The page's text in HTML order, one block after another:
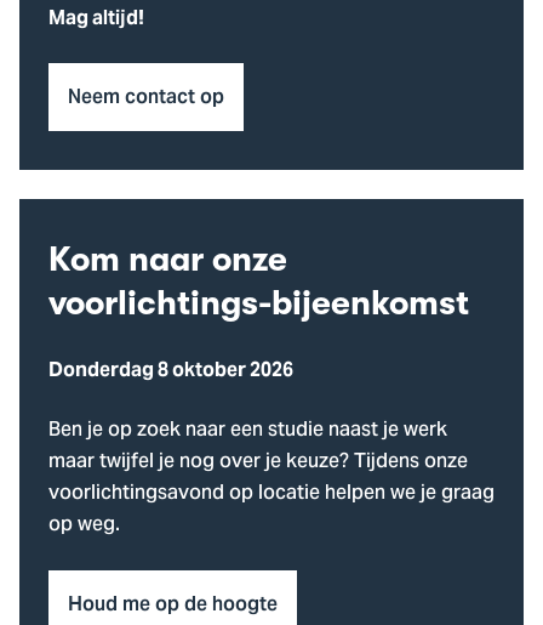
Mag altijd!
Neem contact op
Kom naar onze
voorlichtings-bijeenkomst
Donderdag 8 oktober 2026
Ben je op zoek naar een studie naast je werk
maar twijfel je nog over je keuze? Tijdens onze
voorlichtingsavond op locatie helpen we je graag
op weg.
Houd me op de hoogte